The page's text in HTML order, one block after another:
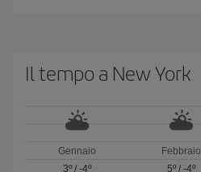
Il tempo a New York
Gennaio
3º/ -4º
Febbraio
5º/ -4º